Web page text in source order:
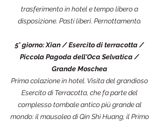
trasferimento in hotel e tempo libero a
disposizione. Pasti liberi. Pernottamento.
5° giorno: Xian / Esercito di terracotta /
Piccola Pagoda dell'Oca Selvatica /
Grande Moschea
Prima colazione in hotel. Visita del grandioso
Esercito di Terracotta, che fa parte del
complesso tombale antico più grande al
mondo: il mausoleo di Qin Shi Huang, il Primo